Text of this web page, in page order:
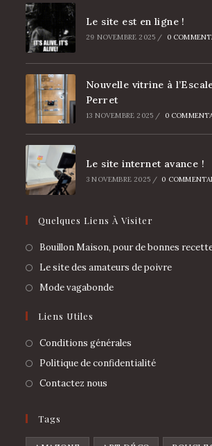
Le site est en ligne !
29 NOVEMBRE 2025 / 0
Nouvelle vitrine à
Perret
13 NOVEMBRE 2025 / 0
Le site internet avance !
3 NOVEMBRE 2025 / 0
Quelques Liens À Visiter
Bouillon Maison, pour de bonnes
Le site des amateurs de poivre
Mode vagabonde
Liens Utiles
Conditions générales
Politique de confidentialité
Contactez nous
Tags